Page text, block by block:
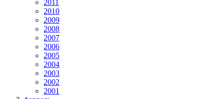
2011
2010
2009
2008
2007
2006
2005
2004
2003
2002
2001